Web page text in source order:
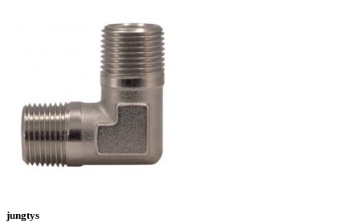
jungtys